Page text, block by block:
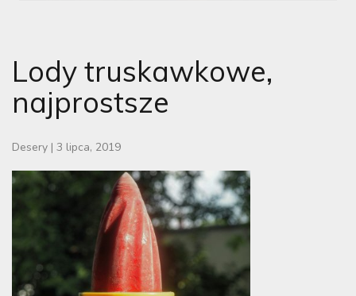
Lody truskawkowe,
najprostsze
Desery | 3 lipca, 2019